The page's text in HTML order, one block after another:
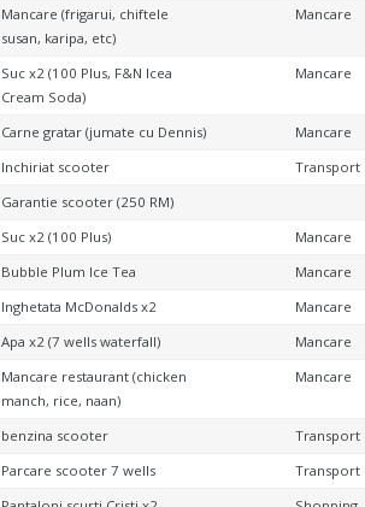
Mancare (frigarui, chiftele
susan, karipa, etc)
Mancare
Suc x2 (100 Plus, F&N Icea
Cream Soda)
Mancare
Carne gratar (jumate cu Dennis)
Mancare
Inchiriat scooter
Transport
Garantie scooter (250 RM)
Suc x2 (100 Plus)
Mancare
Bubble Plum Ice Tea
Mancare
Inghetata McDonalds x2
Mancare
Apa x2 (7 wells waterfall)
Mancare
Mancare restaurant (chicken
manch, rice, naan)
Mancare
benzina scooter
Transport
Parcare scooter 7 wells
Transport